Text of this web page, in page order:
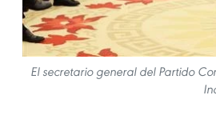
El secretario general del Partido